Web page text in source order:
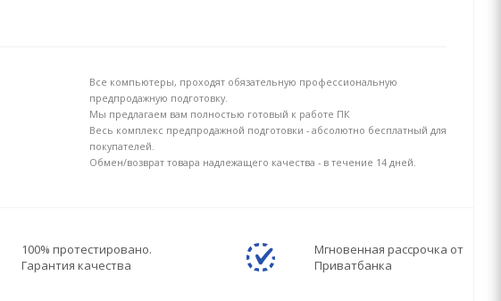
Все компьютеры, проходят обязательную профессиональную
предпродажную подготовку.
Мы предлагаем вам полностью готовый к работе ПК
Весь комплекс предпродажной подготовки - абсолютно бесплатный для
покупателей.
Обмен/возврат товара надлежащего качества - в течение 14 дней.
100% протестировано.
Гарантия качества
Мгновенная рассрочка от
Приватбанка